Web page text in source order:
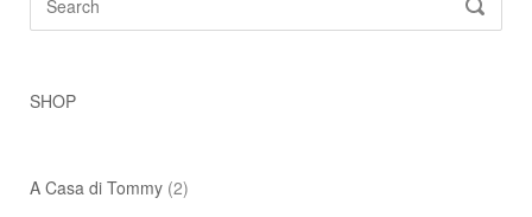
SHOP
A Casa di Tommy (2)